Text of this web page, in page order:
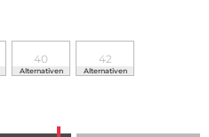
40
Alternativen
42
Alternativen